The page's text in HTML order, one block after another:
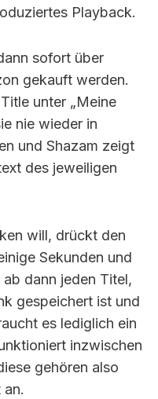
Playback.
sofort über
gekauft werden.
unter „Meine
nie wieder in
und Shazam zeigt
des jeweiligen
will, drückt den
Sekunden und
dann jeden Titel,
gespeichert ist und
es lediglich ein
inzwischen
gehören also